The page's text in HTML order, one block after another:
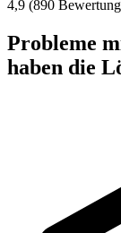
4,9 (890
Probleme
haben die